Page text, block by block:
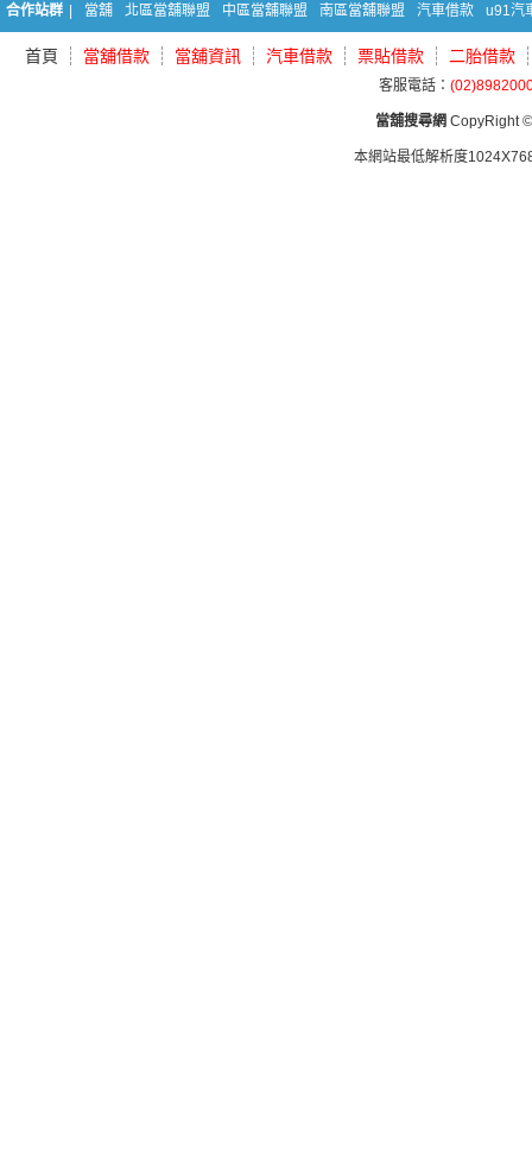
合作站群 當舖 北區當舖聯盟 中區當舖聯盟 南區當舖聯盟 汽車借款 u91汽
首頁 當舖借款 當舖資訊 汽車借款 票貼借款 二胎借款
客服電話：
當舖搜尋網 CopyRight
本網站最低解析度